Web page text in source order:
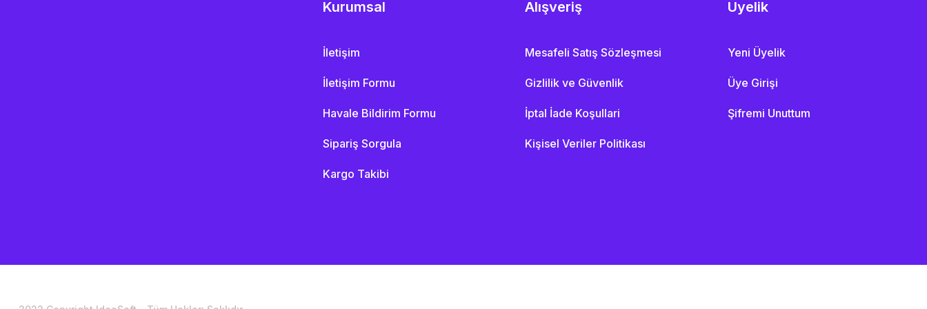
Kurumsal
İletişim
İletişim Formu
Havale Bildirim Formu
Sipariş Sorgula
Kargo Takibi
Alışveriş
Mesafeli Satış Sözleşmesi
Gizlilik ve Güvenlik
İptal İade Koşullari
Kişisel Veriler Politikası
Üyelik
Yeni Üyelik
Üye Girişi
Şifremi Unuttum